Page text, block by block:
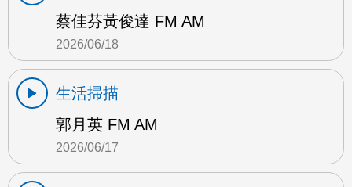
蔡佳芬黃俊達 FM AM
2026/06/18
生活掃描
郭月英 FM AM
2026/06/17